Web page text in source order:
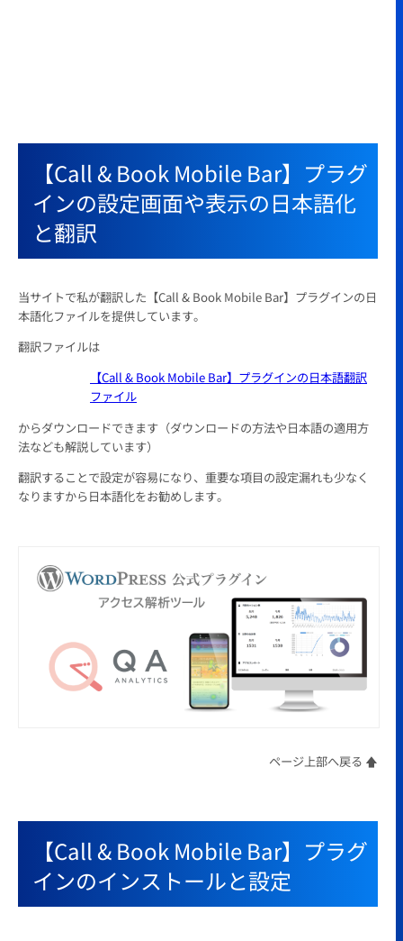
【Call & Book Mobile Bar】プラグ
インの設定画面や表示の日本語化
と翻訳
当サイトで私が翻訳した【Call & Book Mobile Bar】プラグインの日
本語化ファイルを提供しています。
翻訳ファイルは
【Call & Book Mobile Bar】プラグインの日本語翻訳
ファイル
からダウンロードできます（ダウンロードの方法や日本語の適用方
法なども解説しています）
翻訳することで設定が容易になり、重要な項目の設定漏れも少なく
なりますから日本語化をお勧めします。
ページ上部へ戻る 🡅
【Call & Book Mobile Bar】プラグ
インのインストールと設定